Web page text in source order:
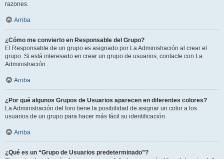
razones.
Arriba
¿Cómo me convierto en Responsable del Grupo?
El Responsable de un grupo es asignado por La Administración al crear el
grupo. Si está interesado en crear un grupo de usuarios, contacte con La
Administración.
Arriba
¿Por qué algunos Grupos de Usuarios aparecen en diferentes colores?
La Administración del foro tiene la posibilidad de asignar un color a los
usuarios de un grupo para hacer más fácil su identificación.
Arriba
¿Qué es un “Grupo de Usuarios predeterminado”?